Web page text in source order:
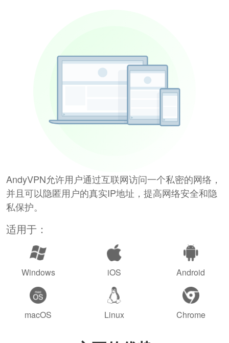
AndyVPN允许用户通过互联网访问一个私密的网络，
并且可以隐匿用户的真实IP地址，提高网络安全和隐
私保护。
适用于：
Windows iOS Android
macOS Linux Chrome